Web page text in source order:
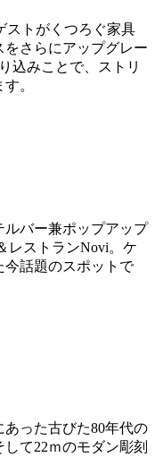
ストがくつろぐ家具
さらにアップグレー
みことで、ストリ
。
ルバー兼ポップアップ
レストランNovi。ケ
今話題のスポットで
った古びた80年代の
て22ｍのモダン彫刻